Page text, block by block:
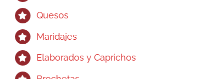
Quesos
Maridajes
Elaborados y Caprichos